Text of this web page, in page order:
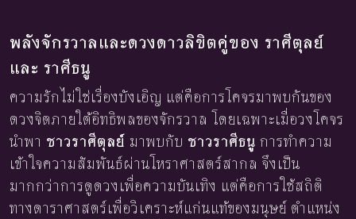
พลังจักรวาลและดวงดาวลิขิตคู่ของ ราศีตุลย์
และ ราศีธนู
ความรักไม่ใช่เรื่องบังเอิญ แต่คือการโคจรมาพบกันของ
ดวงจิตภายใต้อิทธิพลของจักรวาล โดยเฉพาะเมื่อวงโคจร
นำพา ชาวราศีตุลย์ มาพบกับ ชาวราศีธนู การทำความ
เข้าใจความสัมพันธ์ผ่านโหราศาสตร์สากล จึงเป็น
มากกว่าการดูดวงเพื่อความบันเทิง แต่คือการใช้สถิติ
ทางดาราศาสตร์เพื่อวิเคราะห์แก่นแท้ของมนุษย์ ตำแหน่ง